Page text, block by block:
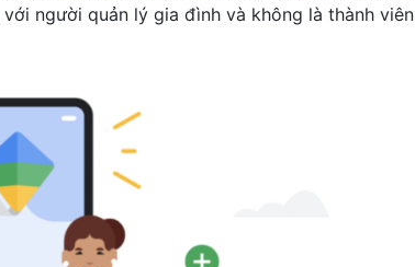
người quản lý gia đình và không là thành viên